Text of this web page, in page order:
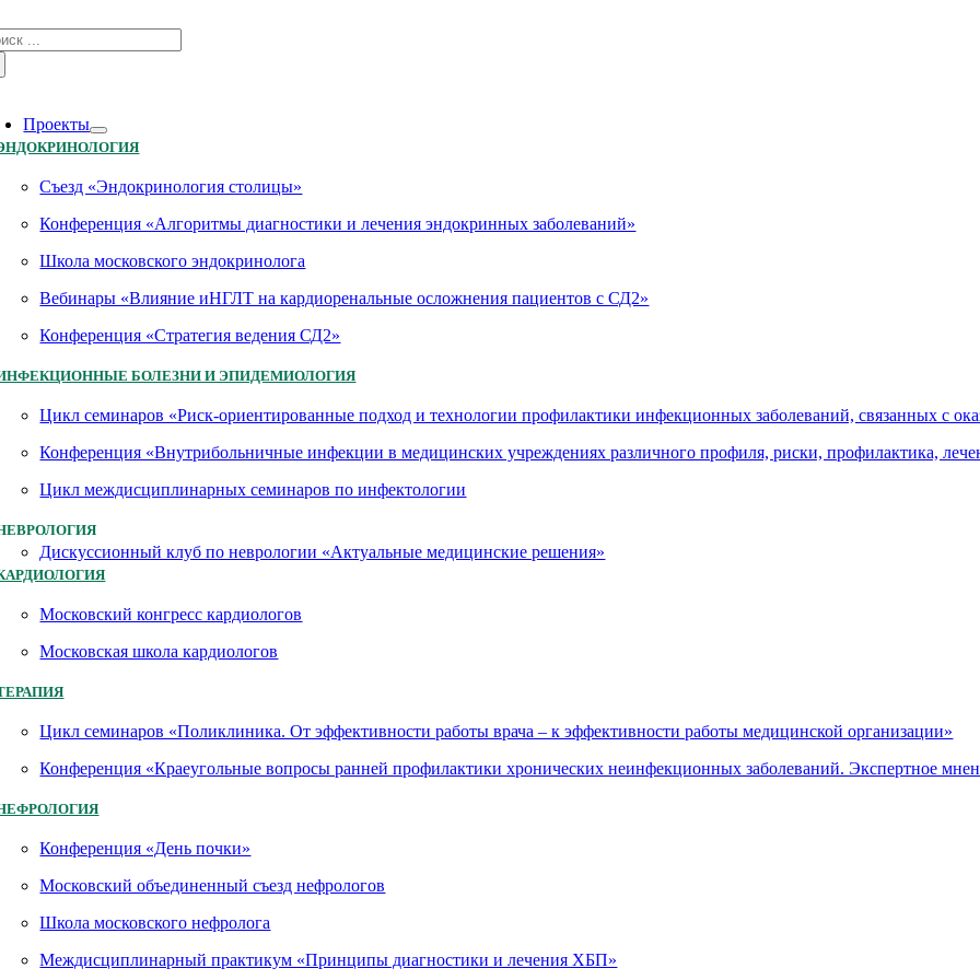
to
content
Проекты
Съезд «Эндокринология столицы»
Конференция «Алгоритмы диагностики и лечения эндокринных заболеваний»
Школа московского эндокринолога
Вебинары «Влияние иНГЛТ на кардиоренальные осложнения пациентов с СД2»
Конференция «Стратегия ведения СД2»
БОЛЕЗНИ И ЭПИДЕМИОЛОГИЯ
Цикл семинаров «Риск-ориентированные подход и технологии профилактики инфекционных заболеваний, связанных с
Конференция «Внутрибольничные инфекции в медицинских учреждениях различного профиля, риски, профилактика,
Цикл междисциплинарных семинаров по инфектологии
Дискуссионный клуб по неврологии «Актуальные медицинские решения»
Московский конгресс кардиологов
Московская школа кардиологов
Цикл семинаров «Поликлиника. От эффективности работы врача – к эффективности работы медицинской организации»
Конференция «Краеугольные вопросы ранней профилактики хронических неинфекционных заболеваний. Экспертное
Конференция «День почки»
Московский объединенный съезд нефрологов
Школа московского нефролога
Междисциплинарный практикум «Принципы диагностики и лечения ХБП»